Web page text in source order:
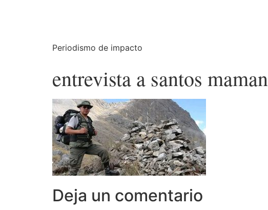
Periodismo de impacto
entrevista a santos
Deja un comentario